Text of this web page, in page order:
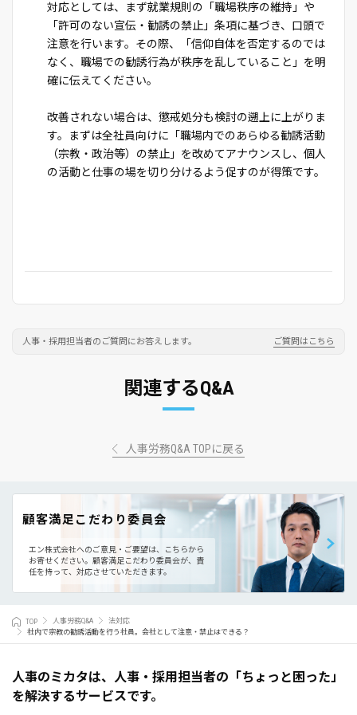
対応としては、まず就業規則の「職場秩序の維持」や
「許可のない宣伝・勧誘の禁止」条項に基づき、口頭で
注意を行います。その際、「信仰自体を否定するのでは
なく、職場での勧誘行為が秩序を乱していること」を明
確に伝えてください。
改善されない場合は、懲戒処分も検討の遡上に上がりま
す。まずは全社員向けに「職場内でのあらゆる勧誘活動
（宗教・政治等）の禁止」を改めてアナウンスし、個人
の活動と仕事の場を切り分けるよう促すのが得策です。
人事・採用担当者のご質問にお答えします。 ご質問はこちら
関連するQ&A
人事労務Q&A TOPに戻る
顧客満足こだわり委員会
エン株式会社へのご意見・ご要望は、こちらから
お寄せください。 顧客満足こだわり委員会が、責
任を持って、対応させていただきます。
TOP 人事労務Q&A
法対応
社内で宗教の勧誘活動を行う社員。会社として注意・禁止はできる？
人事のミカタは、人事・採用担当者の「ちょっと困った」
を解決するサービスです。